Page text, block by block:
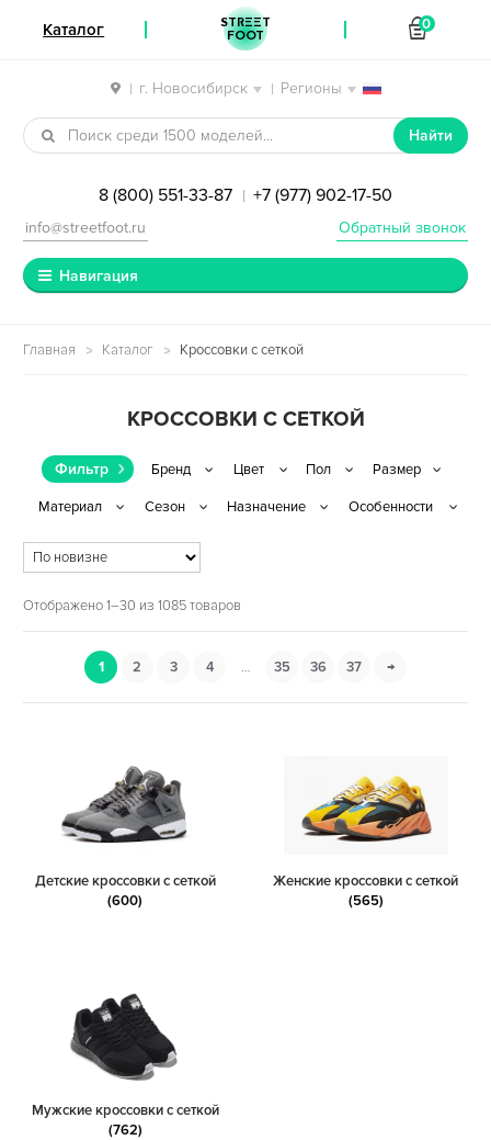
| г. Новосибирск | Регионы
Перейти к навигации
Перейти к содержимому
Найти
8 (800) 551-33-87 | +7 (977) 902-17-50
Обратный звонок
info@streetfoot.ru
Навигация
Главная Каталог Кроссовки с сеткой
КРОССОВКИ С СЕТКОЙ
Фильтр
Отображено 1–30 из 1085 товаров
1 2 3 4 … 35 36 37 →
Детские кроссовки с сеткой
(600)
Женские кроссовки с сеткой
(565)
Мужские кроссовки с сеткой
(762)
Каталог STREET
FOOT
0